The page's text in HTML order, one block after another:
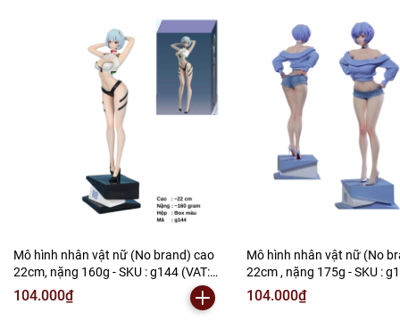
Cửa Hàng Phụ Kiện Ô Tô ( Sản Phẩm Mô Hình Lắc Đầu
---------------------------------------------------------------------
-
Tổng kho mô hình
Bán Buôn , Bán Lẻ Mô Hình
Rất mong hợp tác với các Shop và các Cộng Tác Viên
Mô hình nhân vật nữ (No brand) cao
22cm, nặng 160g - SKU : g144 (VAT:
MH003 )-K146-T3-S13
104.000₫
Mô hình nhân vật nữ (No
22cm , nặng 175g - SKU :
MH003 ) - K146-T3-S14
104.000₫